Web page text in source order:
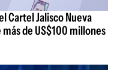
Cartel Jalisco Nueva
de US$100 millones